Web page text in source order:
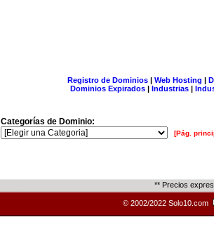
Registro de Dominios| Web Hosting |
Dominios Expirados | Industrias |
Categorías de Dominio:
[Pág.
** Precios
© 2002/2022 Solo10.com